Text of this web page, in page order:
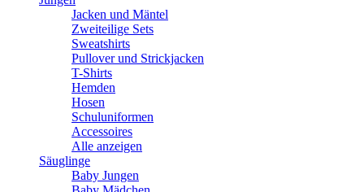
Jacken und Mäntel
Zweiteilige Sets
Sweatshirts
Pullover und Strickjacken
T-Shirts
Hemden
Hosen
Schuluniformen
Accessoires
Alle anzeigen
Säuglinge
Baby Jungen